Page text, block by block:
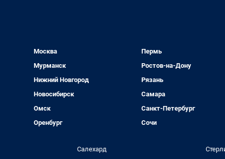
Москва
Мурманск
Нижний Новгород
Новосибирск
Омск
Оренбург
Пермь
Ростов-на-Дону
Рязань
Самара
Санкт-Петербург
Сочи
Салехард